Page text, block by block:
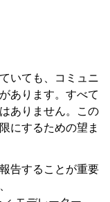
いても、コミュニ
あります。すべて
ありません。この
にするための望ま
告することが重要